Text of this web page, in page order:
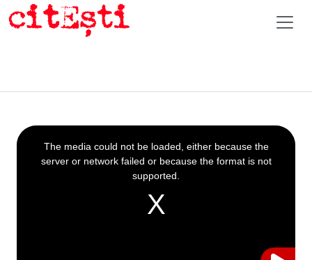
This
is
a
The media could not be loaded, either because the
server or network failed or because the format is not
supported.